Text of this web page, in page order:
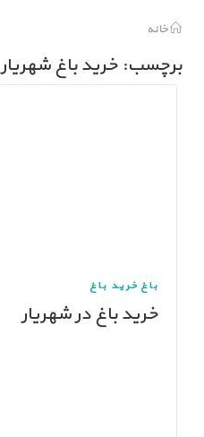
خانه
برچسب: خرید باغ شهریار
باغ خرید باغ
خرید باغ در شهریار